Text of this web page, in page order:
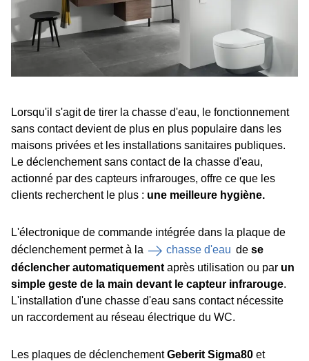
Lorsqu'il s'agit de tirer la chasse d'eau, le fonctionnement
sans contact devient de plus en plus populaire dans les
maisons privées et les installations sanitaires publiques.
Le déclenchement sans contact de la chasse d'eau,
actionné par des capteurs infrarouges, offre ce que les
clients recherchent le plus : une meilleure hygiène.
L'électronique de commande intégrée dans la plaque de
déclenchement permet à la
chasse d'eau de se
déclencher automatiquement après utilisation ou par un
simple geste de la main devant le capteur infrarouge.
L'installation d'une chasse d'eau sans contact nécessite
un raccordement au réseau électrique du WC.
Les plaques de déclenchementGeberit Sigma80 et